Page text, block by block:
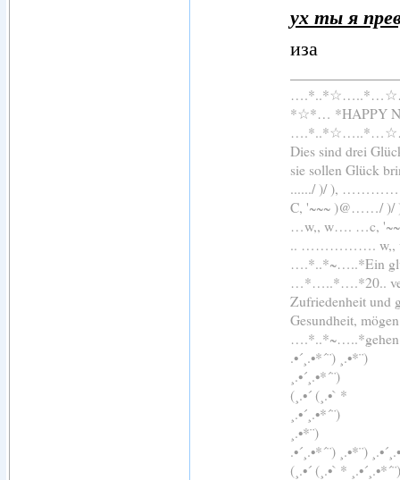
ух ты я
иза
*☆*… *HAPPY
Dies sind drei
sie sollen Glück
....../ )/ ),
C, '~~~ )@……/
…w,, w…. …c,
.. …………….
….*..*~…..*Ein
…*…..*….*20..
Zufriedenheit
Gesundheit,
.•´¸.•*´¨) ¸.•*¨)
¸.•´¸.•*´¨)
(¸.•´ (¸.•` *
¸.•´¸.•*´¨)
¸.•*¨)
.•´¸.•*´¨) ¸.•*¨)
(¸.•´ (¸.•` *